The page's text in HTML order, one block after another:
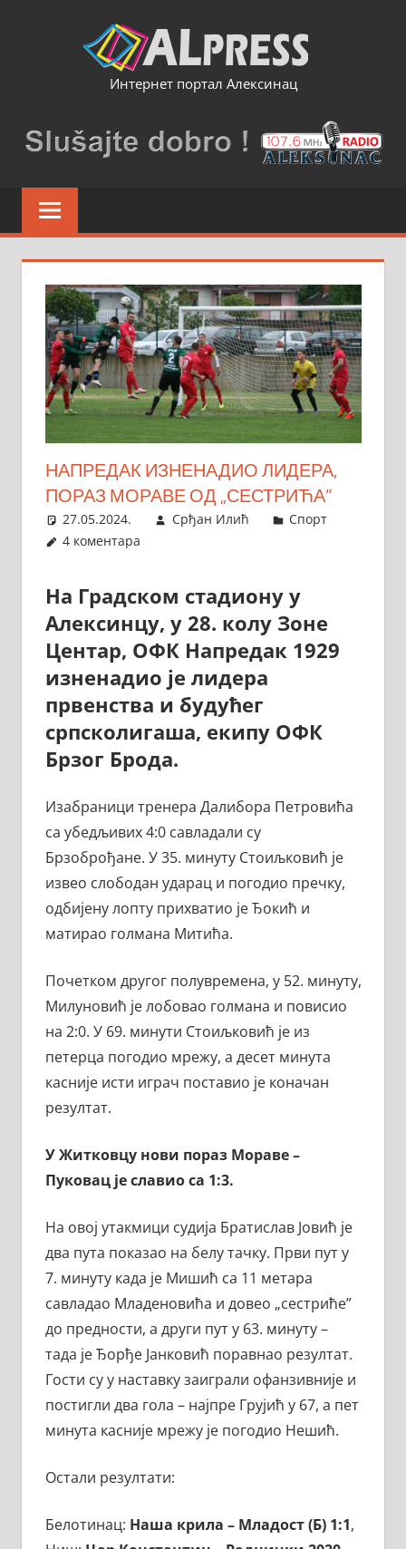
Интернет портал Алексинац
НАПРЕДАК ИЗНЕНАДИО ЛИДЕРА,
ПОРАЗ МОРАВЕ ОД „СЕСТРИЋА”
27.05.2024. Срђан Илић
Спорт
4 коментара
На Градском стадиону у
Алексинцу, у 28. колу Зоне
Центар, ОФК Напредак 1929
изненадио је лидера
првенства и будућег
српсколигаша, екипу ОФК
Брзог Брода.
Изабраници тренера Далибора Петровића
са убедљивих 4:0 савладали су
Брзоброђане. У 35. минуту Стоиљковић је
извео слободан ударац и погодио пречку,
одбијену лопту прихватио је Ђокић и
матирао голмана Митића.
Почетком другог полувремена, у 52. минуту,
Милуновић је лобовао голмана и повисио
на 2:0. У 69. минути Стоиљковић је из
петерца погодио мрежу, а десет минута
касније исти играч поставио је коначан
резултат.
У Житковцу нови пораз Мораве –
Пуковац је славио са 1:3.
На овој утакмици судија Братислав Јовић је
два пута показао на белу тачку. Први пут у
7. минуту када је Мишић са 11 метара
савладао Младеновића и довео „сестриће”
до предности, а други пут у 63. минуту –
тада је Ђорђе Јанковић поравнао резултат.
Гости су у наставку заиграли офанзивније и
постигли два гола – најпре Грујић у 67, а пет
минута касније мрежу је погодио Нешић.
Остали резултати:
Белотинац: Наша крила – Младост (Б) 1:1,